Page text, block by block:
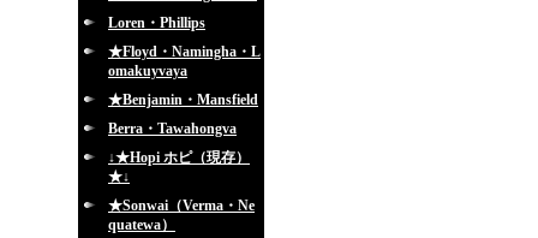
Loren・Phillips
★Floyd・Namingha・L
omakuyvaya
★Benjamin・Mansfield
Berra・Tawahongva
↓★Hopi ホピ（現存）
★↓
★Sonwai（Verma・Ne
quatewa）